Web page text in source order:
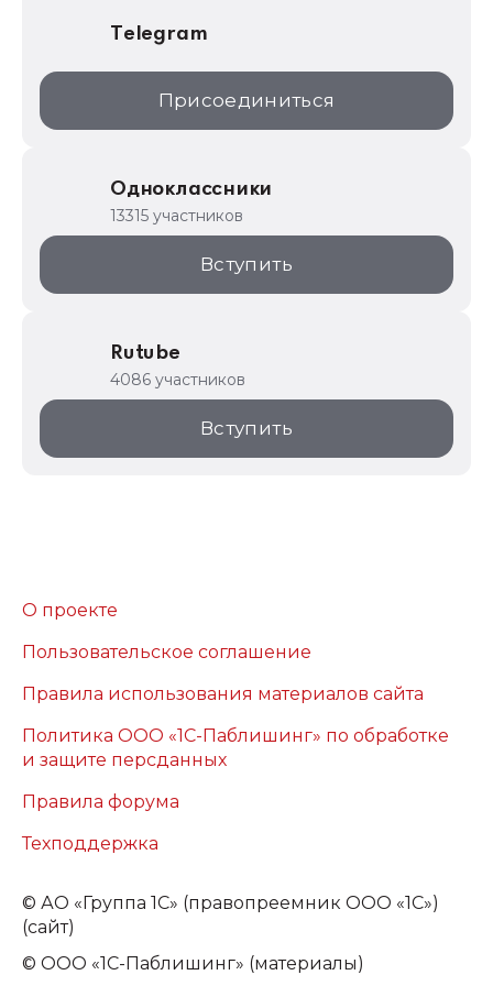
Telegram
Присоединиться
Одноклассники
13315 участников
Вступить
Rutube
4086 участников
Вступить
О проекте
Пользовательское соглашение
Правила использования материалов сайта
Политика ООО «1С-Паблишинг» по обработке
и защите персданных
Правила форума
Техподдержка
© АО «Группа 1С» (правопреемник ООО «1С»)
(сайт)
© ООО «1С-Паблишинг» (материалы)